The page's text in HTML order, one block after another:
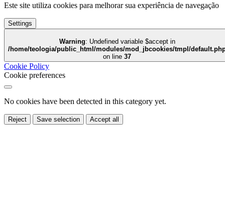
Este site utiliza cookies para melhorar sua experiência de navegação
Settings
Warning
: Undefined variable $accept in
/home/teologia/public_html/modules/mod_jbcookies/tmpl/
on line 37
Cookie Policy
Cookie preferences
No cookies have been detected in this category yet.
Reject Save selection Accept all